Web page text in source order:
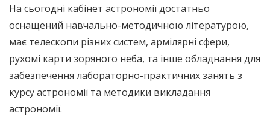
На сьогодні кабінет астрономії достатньо
оснащений навчально-методичною літературою,
має телескопи різних систем, армілярні сфери,
рухомі карти зоряного неба, та інше обладнання для
забезпечення лабораторно-практичних занять з
курсу астрономії та методики викладання
астрономії.